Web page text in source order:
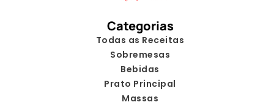
Categorias
Todas as Receitas
Sobremesas
Bebidas
Prato Principal
Massas